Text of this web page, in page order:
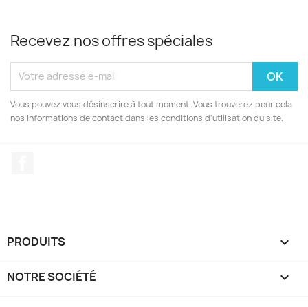
Recevez nos offres spéciales
Vous pouvez vous désinscrire à tout moment. Vous trouverez pour cela
nos informations de contact dans les conditions d'utilisation du site.
PRODUITS 
NOTRE SOCIÉTÉ 